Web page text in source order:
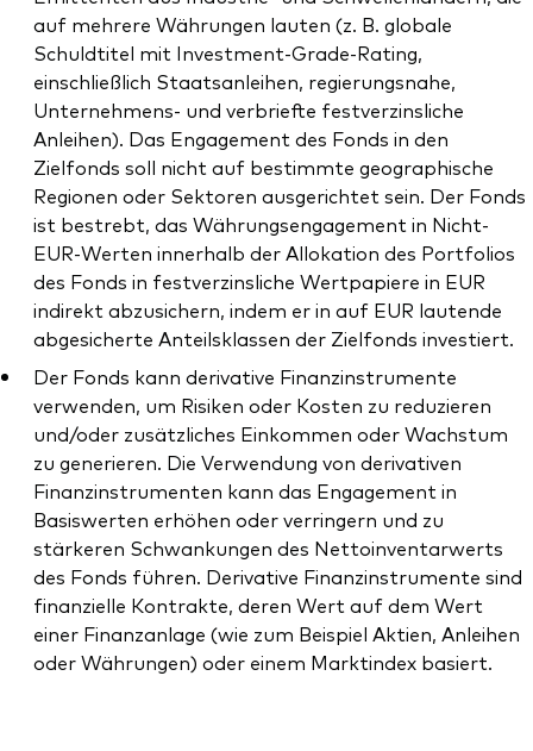
auf mehrere Währungen lauten (z. B. globale
Schuldtitel mit Investment-Grade-Rating,
einschließlich Staatsanleihen, regierungsnahe,
Unternehmens- und verbriefte festverzinsliche
Anleihen). Das Engagement des Fonds in den
Zielfonds soll nicht auf bestimmte geographische
Regionen oder Sektoren ausgerichtet sein. Der Fonds
ist bestrebt, das Währungsengagement in Nicht-
EUR-Werten innerhalb der Allokation des Portfolios
des Fonds in festverzinsliche Wertpapiere in EUR
indirekt abzusichern, indem er in auf EUR lautende
abgesicherte Anteilsklassen der Zielfonds investiert.
Der Fonds kann derivative Finanzinstrumente
verwenden, um Risiken oder Kosten zu reduzieren
und/oder zusätzliches Einkommen oder Wachstum
zu generieren. Die Verwendung von derivativen
Finanzinstrumenten kann das Engagement in
Basiswerten erhöhen oder verringern und zu
stärkeren Schwankungen des Nettoinventarwerts
des Fonds führen. Derivative Finanzinstrumente sind
finanzielle Kontrakte, deren Wert auf dem Wert
einer Finanzanlage (wie zum Beispiel Aktien, Anleihen
oder Währungen) oder einem Marktindex basiert.